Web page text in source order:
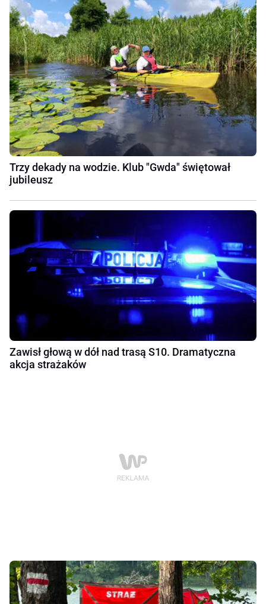
Trzy dekady na wodzie. Klub "Gwda" świętował
jubileusz
Zawisł głową w dół nad trasą S10. Dramatyczna
akcja strażaków